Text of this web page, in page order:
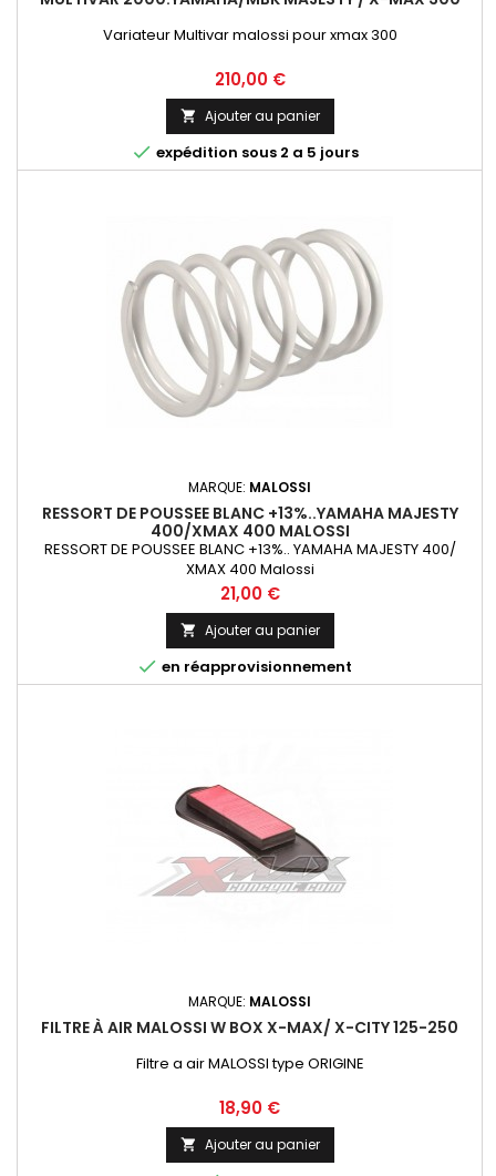
Variateur Multivar malossi pour xmax 300
Prix
210,00 €
 Ajouter au panier
 expédition sous 2 a 5 jours
MARQUE: MALOSSI
RESSORT DE POUSSEE BLANC +13%..YAMAHA MAJESTY
400/XMAX 400 MALOSSI
RESSORT DE POUSSEE BLANC +13%.. YAMAHA MAJESTY 400/
XMAX 400 Malossi
Prix
21,00 €
 Ajouter au panier
 en réapprovisionnement
MARQUE: MALOSSI
FILTRE À AIR MALOSSI W BOX X-MAX/ X-CITY 125-250
Filtre a air MALOSSI type ORIGINE
Prix
18,90 €
 Ajouter au panier